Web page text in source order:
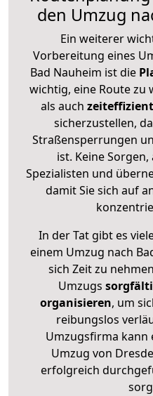
den Umzug
Ein weiterer
Vorbereitung eines
Bad Nauheim ist die
wichtig, eine Route zu
als auch zeiteffizient
sicherzustellen,
Straßensperrungen
ist. Keine
Spezialisten und
damit Sie sich auf
In der Tat gibt es
einem Umzug nach
sich Zeit zu
Umzugs
organisieren, um
reibungslos
Umzugsfirma kann
Umzug von
erfolgreich